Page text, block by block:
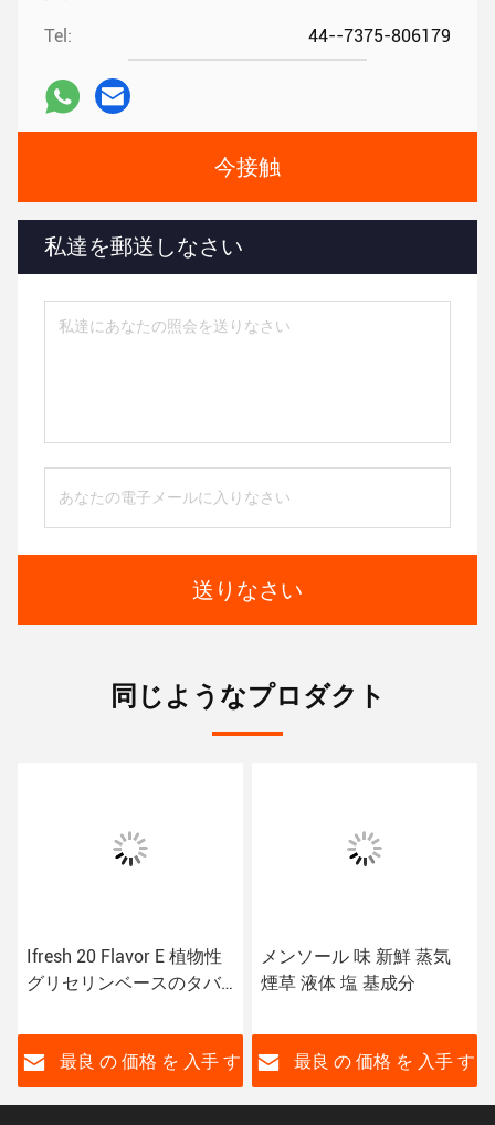
Tel: 44--7375-806179
今接触
私達を郵送しなさい
送りなさい
同じようなプロダクト
Ifresh 20 Flavor E 植物性
グリセリンベースのタバ
最良 の 価格 を 入手 す
メンソール 味 新鮮 蒸気
煙草 液体 塩 基成分
最良 の 価格 を 入手 す